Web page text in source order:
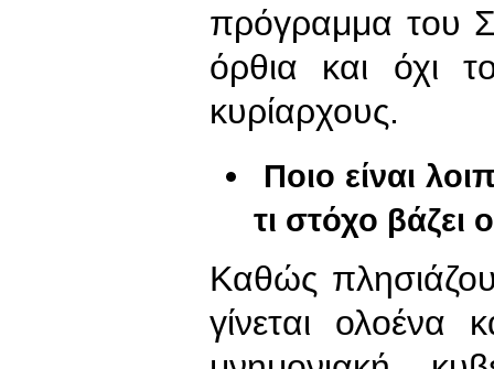
πρόγραμμα του
όρθια και όχι
κυρίαρχους.
Ποιο είναι
τι στόχο βάζει
Καθώς
γίνεται